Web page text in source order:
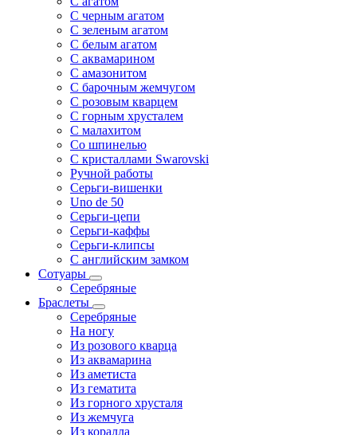
С черным агатом
С зеленым агатом
С белым агатом
С аквамарином
С амазонитом
С барочным жемчугом
С розовым кварцем
С горным хрусталем
С малахитом
Со шпинелью
С кристаллами Swarovski
Ручной работы
Серьги-вишенки
Uno de 50
Серьги-цепи
Серьги-каффы
Серьги-клипсы
С английским замком
Сотуары
Серебряные
Браслеты
Серебряные
На ногу
Из розового кварца
Из аквамарина
Из аметиста
Из гематита
Из горного хрусталя
Из жемчуга
Из коралла